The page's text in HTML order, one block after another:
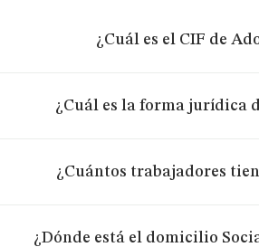
¿Cuál es el CIF de
¿Cuál es la forma jurídica
¿Cuántos trabajadores
¿Dónde está el domicilio